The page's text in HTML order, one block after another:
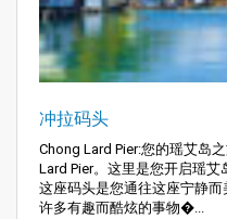
冲拉码头
Chong Lard Pier:您的瑶艾岛
Lard Pier。这里是您开启瑶艾
这座码头是您通往这座宁静
许多有趣而酷炫的事物�...